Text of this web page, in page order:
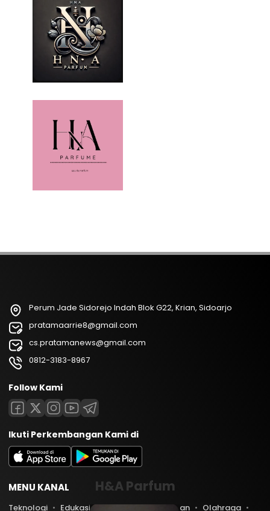
Perum Jade Sidorejo Indah Blok G22, Krian, Sidoarjo
pratamaarrie8@gmail.com
cs.pratamanews@gmail.com
0812-3183-8967
Follow Kami
Ikuti Perkembangan Kami di
MENU KANAL
Teknologi Edukasi Lifestyle Keuangan Olahraga
H&A Parfum